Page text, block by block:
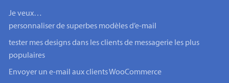
Je veux…
personnaliser de superbes modèles d’e-mail
tester mes designs dans les clients de messagerie les plus
populaires
Envoyer un e-mail aux clients WooCommerce